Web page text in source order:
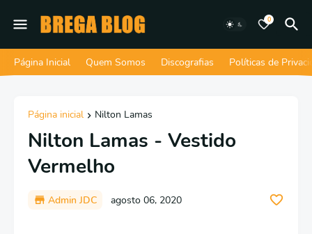
0
Página Inicial Quem Somos Discografias Políticas de
Página inicial Nilton Lamas
Nilton Lamas - Vestido
Vermelho
Admin JDC agosto 06, 2020